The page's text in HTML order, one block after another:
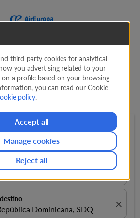
París a Santo
SDQ) desde
1 Pasajeroexpand_more
close
Dominicana, SDQ close
third-party cookies for analytical
you advertising related to your
on a profile based on your browsing
you can read our Cookie
policy.
Accept all
Reject all
Manage cookies